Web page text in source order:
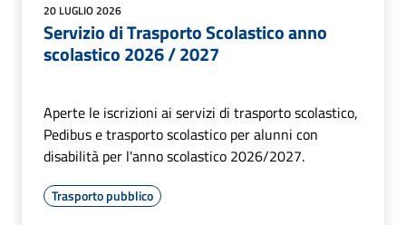
20 LUGLIO 2026
Servizio di Trasporto Scolastico anno
scolastico 2026 / 2027
Aperte le iscrizioni ai servizi di trasporto scolastico,
Pedibus e trasporto scolastico per alunni con
disabilità per l'anno scolastico 2026/2027.
Trasporto pubblico